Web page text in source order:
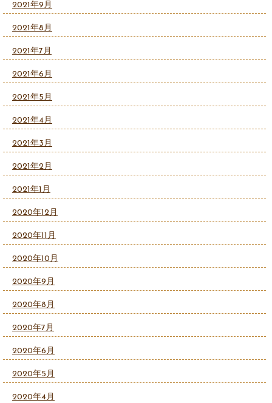
2021年9月
2021年8月
2021年7月
2021年6月
2021年5月
2021年4月
2021年3月
2021年2月
2021年1月
2020年12月
2020年11月
2020年10月
2020年9月
2020年8月
2020年7月
2020年6月
2020年5月
2020年4月